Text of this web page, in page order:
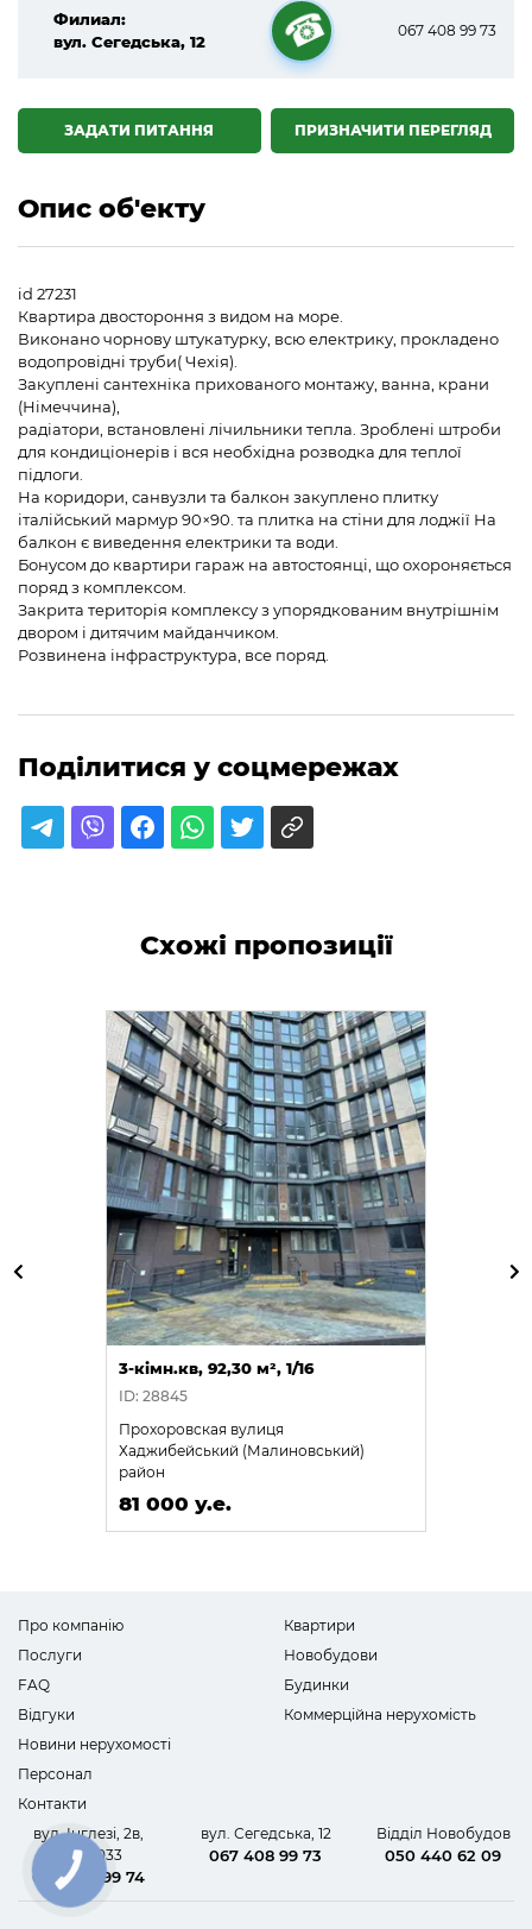
Филиал:
вул. Сегедська, 12
☎
067 408 99 73
ПРИЗНАЧИТИ ПЕРЕГЛЯД
ЗАДАТИ ПИТАННЯ
Опис об'екту
id 27231
Квартира двостороння з видом на море.
Виконано чорнову штукатурку, всю електрику, прокладено
водопровідні труби( Чехія).
Закуплені сантехніка прихованого монтажу, ванна, крани
(Німеччина),
радіатори, встановлені лічильники тепла. Зроблені штроби
для кондиціонерів і вся необхідна розводка для теплої
підлоги.
На коридори, санвузли та балкон закуплено плитку
італійський мармур 90×90. та плитка на стіни для лоджії На
балкон є виведення електрики та води.
Бонусом до квартири гараж на автостоянці, що охороняється
поряд з комплексом.
Закрита територія комплексу з упорядкованим внутрішнім
двором і дитячим майданчиком.
Розвинена інфраструктура, все поряд.
Поділитися у соцмережах
Схожі пропозиції
3-кімн.кв, 92,30 м², 1/16
ID: 28845
Прохоровская вулиця
Хаджибейський (Малиновський)
район
81 000 у.е.
Про компанію
Послуги
FAQ
Відгуки
Новини нерухомості
Персонал
Контакти
Квартири
Новобудови
Будинки
Коммерційна нерухомість
вул. Інглезі, 2в,
офіс 1033
067 408 99 74
вул. Сегедська, 12
067 408 99 73
Відділ Новобудов
050 440 62 09
КНОПКА
ЗВ'ЯЗКУ